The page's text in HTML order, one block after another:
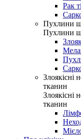
Рак
Пухлини
Пухлини
Злоякісні
тканин
Злоякісні
тканин